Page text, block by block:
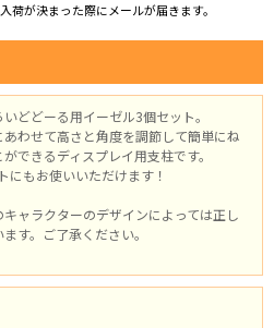
が決まった際にメールが届きます。
どどーる用イーゼル3個セット。
わせて高さと角度を調節して簡単にね
できるディスプレイ用支柱です。
にもお使いいただけます！
ャラクターのデザインによっては正し
す。ご了承ください。